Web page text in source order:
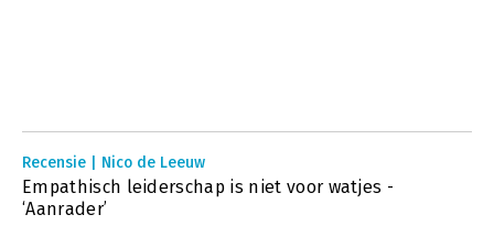
Recensie | Nico de Leeuw
Empathisch leiderschap is niet voor watjes -
‘Aanrader’